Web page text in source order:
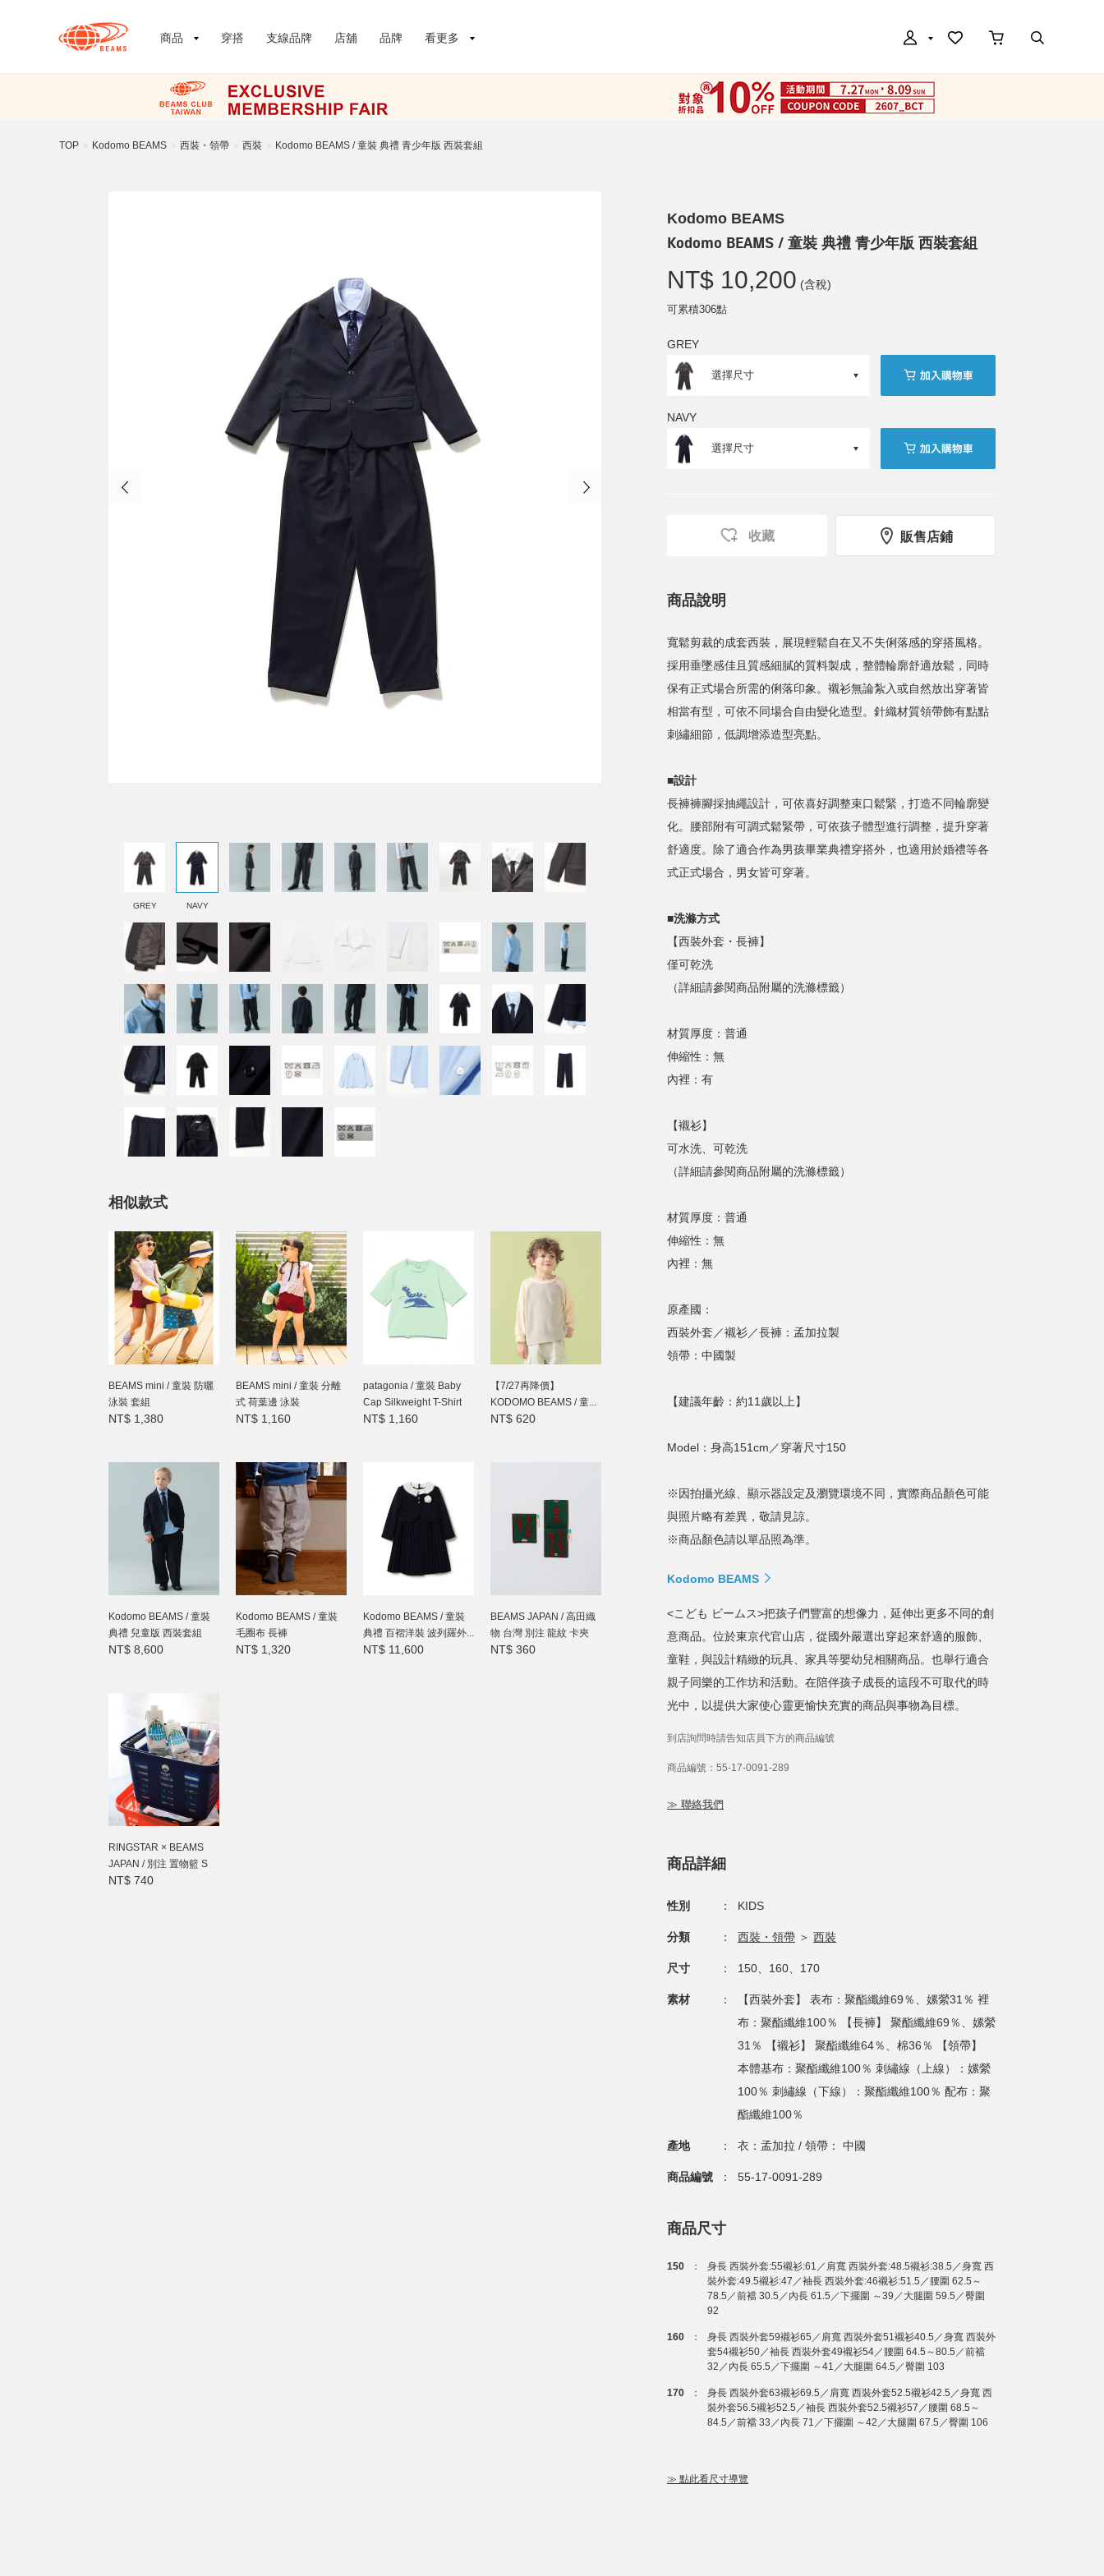
商品 穿搭 支線品牌 店舖 品牌 看更多
TOP > Kodomo BEAMS > 西裝・領帶 > 西裝 > Kodomo BEAMS / 童裝 典禮 青少年版 西裝套組
GREY NAVY
相似款式
BEAMS mini / 童裝 防曬
泳裝 套組
NT$ 1,380
BEAMS mini / 童裝 分離
式 荷葉邊 泳裝
NT$ 1,160
patagonia / 童裝 Baby
Cap Silkweight T-Shirt
NT$ 1,160
【7/27再降價】
KODOMO BEAMS / 童...
NT$ 620
Kodomo BEAMS / 童裝
典禮 兒童版 西裝套組
NT$ 8,600
Kodomo BEAMS / 童裝
毛圈布 長褲
NT$ 1,320
Kodomo BEAMS / 童裝
典禮 百褶洋裝 波列羅外...
NT$ 11,600
BEAMS JAPAN / 高田織
物 台灣 別注 龍紋 卡夾
NT$ 360
RINGSTAR × BEAMS
JAPAN / 別注 置物籃 S
NT$ 740
Kodomo BEAMS
Kodomo BEAMS / 童裝 典禮 青少年版 西裝套組
NT$ 10,200 (含稅)
可累積306點
GREY
NAVY
收藏 販售店鋪
商品說明
寬鬆剪裁的成套西裝，展現輕鬆自在又不失俐落感的穿搭風格。
採用垂墜感佳且質感細膩的質料製成，整體輪廓舒適放鬆，同時
保有正式場合所需的俐落印象。襯衫無論紮入或自然放出穿著皆
相當有型，可依不同場合自由變化造型。針織材質領帶飾有點點
刺繡細節，低調增添造型亮點。
■設計
長褲褲腳採抽繩設計，可依喜好調整束口鬆緊，打造不同輪廓變
化。腰部附有可調式鬆緊帶，可依孩子體型進行調整，提升穿著
舒適度。除了適合作為男孩畢業典禮穿搭外，也適用於婚禮等各
式正式場合，男女皆可穿著。
■洗滌方式
【西裝外套・長褲】
僅可乾洗
（詳細請參閱商品附屬的洗滌標籤）
材質厚度：普通
伸縮性：無
內裡：有
【襯衫】
可水洗、可乾洗
（詳細請參閱商品附屬的洗滌標籤）
材質厚度：普通
伸縮性：無
內裡：無
原產國：
西裝外套／襯衫／長褲：孟加拉製
領帶：中國製
【建議年齡：約11歲以上】
Model：身高151cm／穿著尺寸150
※因拍攝光線、顯示器設定及瀏覽環境不同，實際商品顏色可能
與照片略有差異，敬請見諒。
※商品顏色請以單品照為準。
Kodomo BEAMS
<こども ビームス>把孩子們豐富的想像力，延伸出更多不同的創
意商品。位於東京代官山店，從國外嚴選出穿起來舒適的服飾、
童鞋，與設計精緻的玩具、家具等嬰幼兒相關商品。也舉行適合
親子同樂的工作坊和活動。在陪伴孩子成長的這段不可取代的時
光中，以提供大家使心靈更愉快充實的商品與事物為目標。
到店詢問時請告知店員下方的商品編號
商品編號：55-17-0091-289
≫ 聯絡我們
商品詳細
性別 ： KIDS
分類 ： 西裝・領帶 ＞ 西裝
尺寸 ： 150、160、170
素材 ：
【西裝外套】 表布：聚酯纖維69％、嫘縈31％ 裡
布：聚酯纖維100％ 【長褲】 聚酯纖維69％、嫘縈
31％ 【襯衫】 聚酯纖維64％、棉36％ 【領帶】
本體基布：聚酯纖維100％ 刺繡線（上線）：嫘縈
100％ 刺繡線（下線）：聚酯纖維100％ 配布：聚
酯纖維100％
產地 ： 衣：孟加拉 / 領帶： 中國
商品編號 ： 55-17-0091-289
商品尺寸
150 ：
身長 西裝外套:55襯衫:61／肩寬 西裝外套:48.5襯衫:38.5／身寬 西
裝外套:49.5襯衫:47／袖長 西裝外套:46襯衫:51.5／腰圍 62.5～
78.5／前襠 30.5／內長 61.5／下擺圍 ～39／大腿圍 59.5／臀圍
92
160 ：
身長 西裝外套59襯衫65／肩寬 西裝外套51襯衫40.5／身寬 西裝外
套54襯衫50／袖長 西裝外套49襯衫54／腰圍 64.5～80.5／前襠
32／內長 65.5／下擺圍 ～41／大腿圍 64.5／臀圍 103
170 ：
身長 西裝外套63襯衫69.5／肩寬 西裝外套52.5襯衫42.5／身寬 西
裝外套56.5襯衫52.5／袖長 西裝外套52.5襯衫57／腰圍 68.5～
84.5／前襠 33／內長 71／下擺圍 ～42／大腿圍 67.5／臀圍 106
≫ 點此看尺寸導覽